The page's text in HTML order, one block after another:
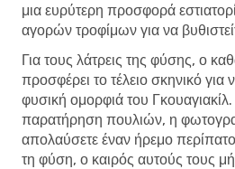
μια ευρύτερη προσφορά
αγορών τροφίμων για να
Για τους λάτρεις της φύσης, ο
προσφέρει το τέλειο σκηνικό για
φυσική ομορφιά του Γκουαγιακίλ.
παρατήρηση πουλιών, η
απολαύσετε έναν ήρεμο
τη φύση, ο καιρός αυτούς τους